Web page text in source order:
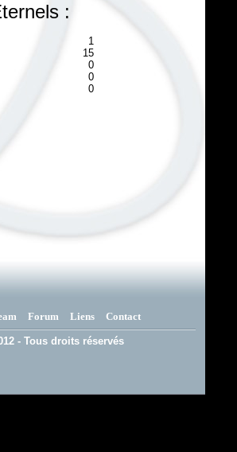
:
1
15
0
0
0
Forum Liens Contact
- Tous droits réservés